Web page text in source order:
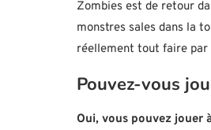
Zombies est de retour
monstres sales dans la
réellement tout faire par
Pouvez-vous
Oui, vous pouvez jouer